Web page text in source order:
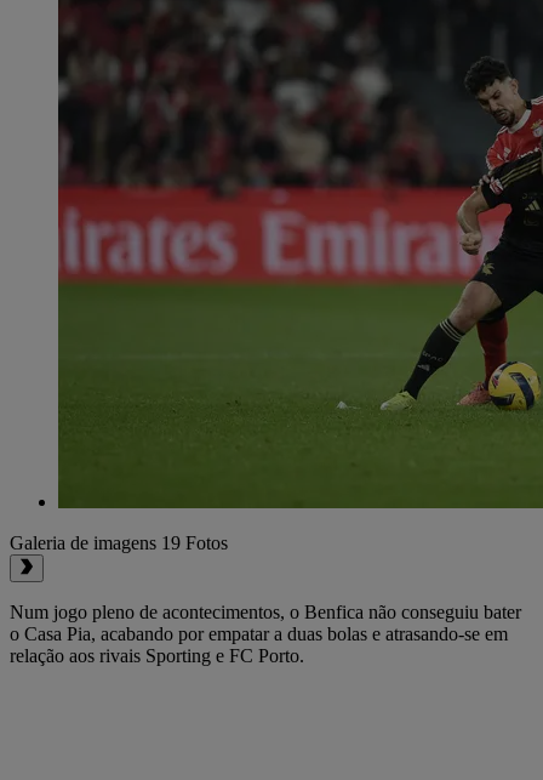
Galeria de imagens 19 Fotos
Num jogo pleno de acontecimentos, o Benfica não conseguiu bater
o Casa Pia, acabando por empatar a duas bolas e atrasando-se em
relação aos rivais Sporting e FC Porto.